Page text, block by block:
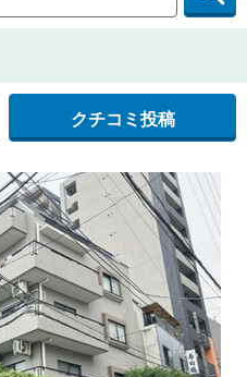
クチコミ投稿